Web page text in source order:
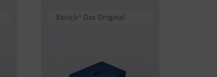
Xbrick® Das Original